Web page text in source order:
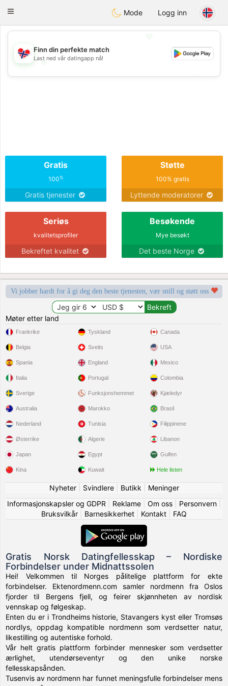
EkteNordmenn
Toggle
Mode Logg inn
💖
💕
Finn din perfekte match
Last ned vår datingapp nå!
Gratis
100%
Gratis tjenester
Støtte
100% gratis
Lyttende moderatorer
Seriøs
kvalitetsprofiler
Bekreftet kvalitet
Besøkende
Mye besøkt
Det beste Norge
Vi jobber hardt for å gi deg den beste tjenesten, vær snill og støtt oss
Møter etter land
Frankrike
Belgia
Spania
Italia
Sverige
Tyskland
Sveits
England
Portugal
Funksjonshemmet
Canada
USA
Mexico
Colombia
Kjæledyr
Australia
Nederland
Østerrike
Japan
Kina
Marokko
Tunisia
Algerie
Egypt
Kuwait
Brasil
Filippinene
Libanon
Gulfen
Hele listen
Nyheter| Svindlere| Butikk
Meninger
Informasjonskapsler og GDPR
Reklame| Om oss| Personvern|
Bruksvilkår
Barnesikkerhet Kontakt FAQ
Gratis Norsk Datingfellesskap – Nordiske
Forbindelser under Midnattssolen
Hei! Velkommen til Norges pålitelige plattform for ekte
forbindelser. Ektenordmenn.com samler nordmenn fra Oslos
fjorder til Bergens fjell, og feirer skjønnheten av nordisk
vennskap og følgeskap.
Enten du er i Trondheims historie, Stavangers kyst eller Tromsøs
nordlys, oppdag kompatible nordmenn som verdsetter natur,
likestilling og autentiske forhold.
Vår helt gratis plattform forbinder mennesker som verdsetter
ærlighet, utendørseventyr og den unike norske
fellesskapsånden.
Tusenvis av nordmenn har funnet meningsfulle forbindelser mens